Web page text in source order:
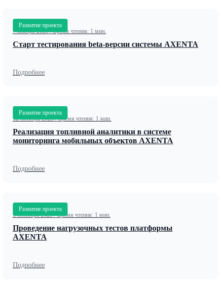
Развитие проекта
7 ноября 2023 / Время чтения: 1 мин.
Старт тестирования beta-версии системы AXENTA
Подробнее
Развитие проекта
12 октября 2023 / Время чтения: 1 мин.
Реализация топливной аналитики в системе
мониторинга мобильных объектов AXENTA
Подробнее
Развитие проекта
5 сентября 2023 / Время чтения: 1 мин.
Проведение нагрузочных тестов платформы
AXENTA
Подробнее